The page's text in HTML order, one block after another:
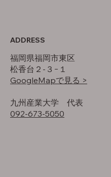
ADDRESS
福岡県福岡市東区
松香台２-３−１
GoogleMapで見る >
​九州産業大学 代表
092-673-5050